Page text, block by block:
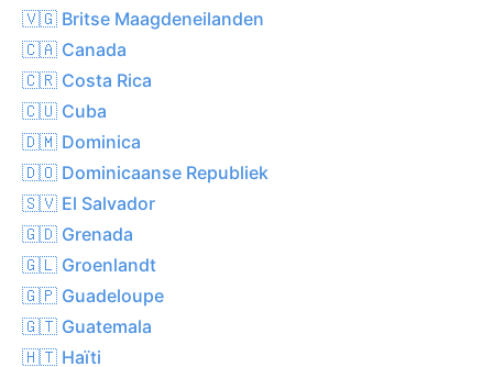
🇻🇬 Britse Maagdeneilanden
🇨🇦 Canada
🇨🇷 Costa Rica
🇨🇺 Cuba
🇩🇲 Dominica
🇩🇴 Dominicaanse Republiek
🇸🇻 El Salvador
🇬🇩 Grenada
🇬🇱 Groenlandt
🇬🇵 Guadeloupe
🇬🇹 Guatemala
🇭🇹 Haïti